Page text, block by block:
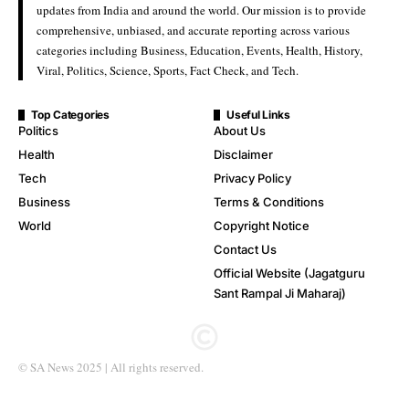
updates from India and around the world. Our mission is to provide
comprehensive, unbiased, and accurate reporting across various
categories including Business, Education, Events, Health, History,
Viral, Politics, Science, Sports, Fact Check, and Tech.
Top Categories
Politics
Health
Tech
Business
World
Useful Links
About Us
Disclaimer
Privacy Policy
Terms & Conditions
Copyright Notice
Contact Us
Official Website (Jagatguru
Sant Rampal Ji Maharaj)
© SA News 2025 | All rights reserved.